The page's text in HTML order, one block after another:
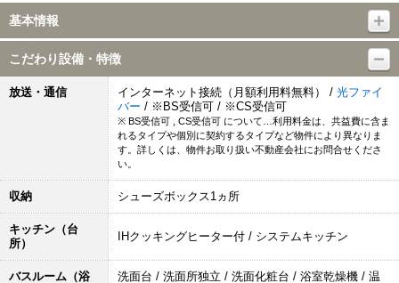
基本情報
こだわり設備・特徴
放送・通信 インターネット接続（月額利用料無料） / 光ファイ
バー / ※BS受信可 / ※CS受信可
※ BS受信可 , CS受信可 について…利用料金は、共益費に含ま
れるタイプや個別に契約するタイプなど物件により異なりま
す。詳しくは、物件お取り扱い不動産会社にお問合せくださ
い。
収納 シューズボックス1ヵ所
キッチン（台
所）
IHクッキングヒーター付 / システムキッチン
バスルーム（浴
洗面台 / 洗面所独立 / 洗面化粧台 / 浴室乾燥機 / 温